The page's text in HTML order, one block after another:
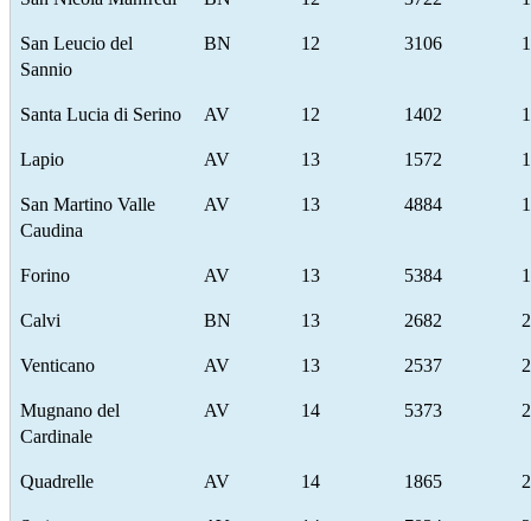
San Leucio del
Sannio
BN 12 3106
Santa Lucia di Serino AV 12 1402
Lapio AV 13 1572
San Martino Valle
Caudina
AV 13 4884
Forino AV 13 5384
Calvi BN 13 2682
Venticano AV 13 2537
Mugnano del
Cardinale
AV 14 5373
Quadrelle AV 14 1865